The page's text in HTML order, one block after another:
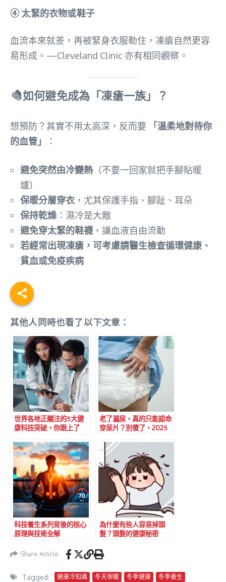
④ 太緊的衣物或鞋子
血流本來就差，再被緊身衣服勒住，凍瘡自然更容
易形成。—Cleveland Clinic 亦有相同觀察。
如何避免成為「凍瘡一族」？
想預防？其實不用太高深，反而要
「溫柔地對待你
的血管」
：
避免突然由冷變熱（不要一回家就把手腳貼暖
爐）
保暖分層穿衣 ，尤其保護手指、腳趾、耳朵
保持乾燥 ：濕冷是大敵
避免穿太緊的鞋襪 ，讓血液自由流動
若經常出現凍瘡，可考慮請醫生檢查循環健康、
貧血或免疫疾病
其他人同時也看了以下文章：
世界各地正關注的5大健
康科技突破，你跟上了
老了漏尿，真的只能認命
穿尿片？別傻了，2025
科技養生系列背後的核心
原理與技術全解
為什麼有些人容易掉頭
髮？頭髮的健康秘密
Share Article
Tagged: 健康冷知識 冬天保暖 冬季健康
冬季養生